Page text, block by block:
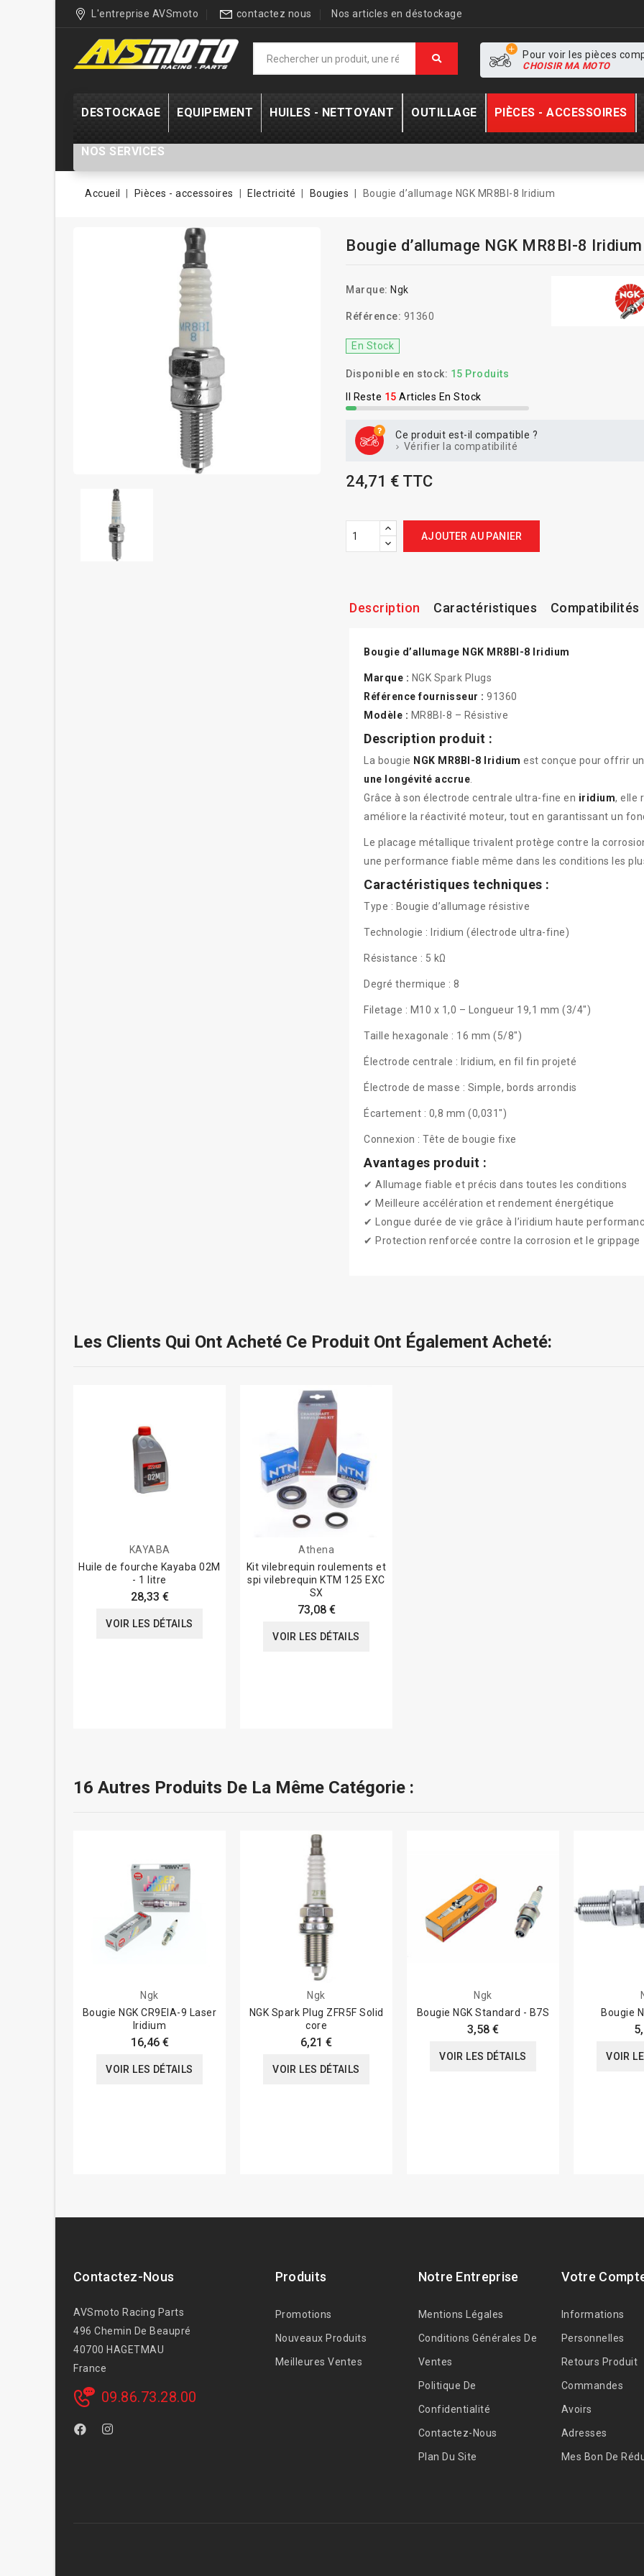
L'entreprise AVSmoto contactez nous Nos articles en déstockage
Pour voir les pièces
CHOISIR MA MOTO
DESTOCKAGE EQUIPEMENT HUILES - NETTOYANT OUTILLAGE PIÈCES - ACCESSOIRES
NOS SERVICES
Accueil Pièces - accessoires Electricité Bougies Bougie d’allumage NGK MR8BI-8 Iridium
Bougie d’allumage NGK MR8BI-8 Iridium
Marque: Ngk
Référence: 91360
En Stock
Disponible en stock: 15 Produits
Il Reste 15Articles En Stock
Ce produit est-il compatible ?
Vérifier la compatibilité
24,71 € TTC
AJOUTER AU PANIER
Description Caractéristiques Compatibilités
Bougie d’allumage NGK MR8BI-8 Iridium
Marque : NGK Spark Plugs
Référence fournisseur : 91360
Modèle : MR8BI-8 – Résistive
Description produit :
La bougie NGK MR8BI-8 Iridium est conçue pour offrir
une longévité accrue
Grâce à son électrode centrale ultra-fine en iridium, elle
améliore la réactivité moteur, tout en garantissant un
Le placage métallique trivalent protège contre la
une performance fiable même dans les conditions les
Caractéristiques techniques :
Type : Bougie d’allumage résistive
Technologie : Iridium (électrode ultra-fine)
Résistance : 5 kΩ
Degré thermique : 8
Filetage : M10 x 1,0 – Longueur 19,1 mm (3/4")
Taille hexagonale : 16 mm (5/8")
Électrode centrale : Iridium, en fil fin projeté
Électrode de masse : Simple, bords arrondis
Écartement : 0,8 mm (0,031")
Connexion : Tête de bougie fixe
Avantages produit :
✔ Allumage fiable et précis dans toutes les conditions
✔ Meilleure accélération et rendement énergétique
✔ Longue durée de vie grâce à l’iridium haute
✔ Protection renforcée contre la corrosion et le grippage
Les Clients Qui Ont Acheté Ce Produit Ont Également Acheté:
KAYABA
Huile de fourche Kayaba 02M
- 1 litre
28,33 €
VOIR LES DÉTAILS
Athena
Kit vilebrequin roulements et
spi vilebrequin KTM 125 EXC
SX
73,08 €
VOIR LES DÉTAILS
16 Autres Produits De La Même Catégorie :
Ngk
Bougie NGK CR9EIA-9 Laser
Iridium
16,46 €
VOIR LES DÉTAILS
Ngk
NGK Spark Plug ZFR5F Solid
core
6,21 €
VOIR LES DÉTAILS
Ngk
Bougie NGK Standard - B7S
3,58 €
VOIR LES DÉTAILS
Bougie
VOIR
Contactez-Nous
AVSmoto Racing Parts
496 Chemin De Beaupré
40700 HAGETMAU
France
09.86.73.28.00
Produits
Promotions
Nouveaux Produits
Meilleures Ventes
Notre Entreprise
Mentions Légales
Conditions Générales De
Ventes
Politique De
Confidentialité
Contactez-Nous
Plan Du Site
Votre
Informations
Personnelles
Retours Produit
Commandes
Avoirs
Adresses
Mes Bon De